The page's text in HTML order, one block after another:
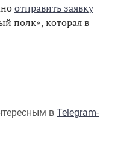
отправить заявку
полк», которая в
в Telegram-